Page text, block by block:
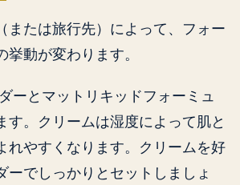
または旅行先）によって、フォー
挙動が変わります。
ーとマットリキッドフォーミュ
す。クリームは湿度によって肌と
れやすくなります。クリームを好
ーでしっかりとセットしましょ